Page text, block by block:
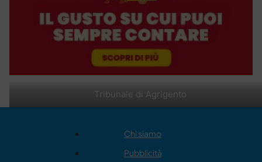
Tribunale di Agrigento
Chi siamo
Pubblicità